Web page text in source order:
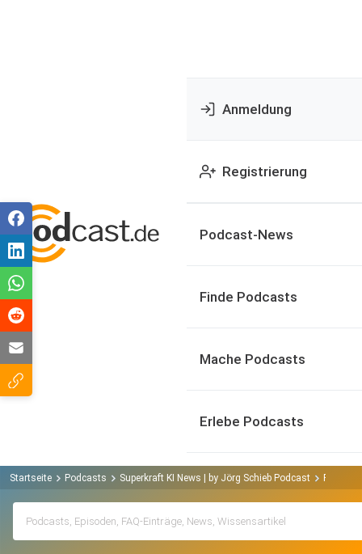
Anmeldung
Registrierung
Podcast-News
Finde Podcasts
Mache Podcasts
Erlebe Podcasts
Startseite Podcasts Superkraft KI News | by Jörg Schieb Podcast